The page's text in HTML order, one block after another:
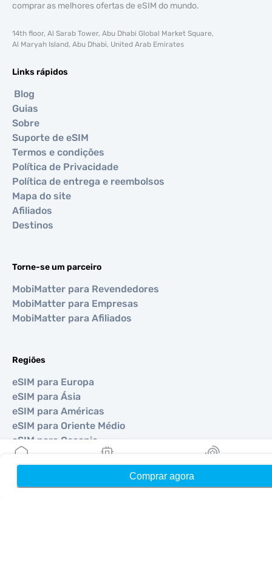
Comprar agora
comprar as melhores ofertas de eSIM do mundo.
14th floor, Al Sarab Tower, Abu Dhabi Global Market Square,
Al Maryah Island, Abu Dhabi, United Arab Emirates
Links rápidos
Blog
Guias
Sobre
Suporte de eSIM
Termos e condições
Política de Privacidade
Política de entrega e reembolsos
Mapa do site
Afiliados
Destinos
Torne-se um parceiro
MobiMatter para Revendedores
MobiMatter para Empresas
MobiMatter para Afiliados
Regiões
eSIM para Europa
eSIM para Ásia
eSIM para Américas
eSIM para Oriente Médio
eSIM para Oceania
eSIM para África
Meus eSIMs Recompensas